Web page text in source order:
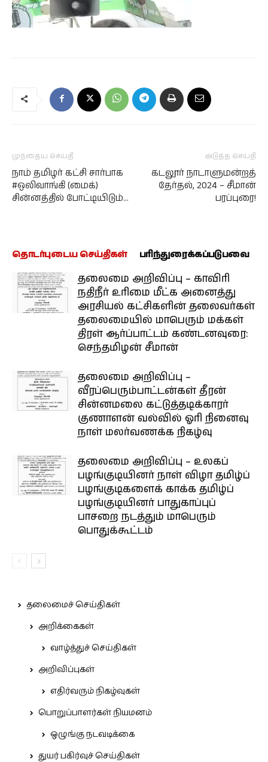
முந்தைய செய்தி
நாம் தமிழர் கட்சி சார்பாக
#ஒலிவாங்கி (மைக்)
சின்னத்தில் போட்டியிடும்…
அடுத்த செய்தி
கடலூர் நாடாளுமன்றத்
தேர்தல், 2024 – சீமான்
பரப்புரை!
தொடர்புடைய செய்திகள் பரிந்துரைக்கப்படுபவை
தலைமை அறிவிப்பு – காவிரி
நதிநீர் உரிமை மீட்க அனைத்து
அரசியல் கட்சிகளின் தலைவர்கள்
தலைமையில் மாபெரும் மக்கள்
திரள் ஆர்ப்பாட்டம் கண்டனவுரை:
செந்தமிழன் சீமான்
தலைமை அறிவிப்பு –
வீரப்பெரும்பாட்டன்கள் தீரன்
சின்னமலை கட்டுத்தடிக்காரர்
குணாளன் வல்வில் ஓரி நினைவு
நாள் மலர்வணக்க நிகழ்வு
தலைமை அறிவிப்பு – உலகப்
பழங்குடியினர் நாள் விழா தமிழ்ப்
பழங்குடிகளைக் காக்க தமிழ்ப்
பழங்குடியினர் பாதுகாப்புப்
பாசறை நடத்தும் மாபெரும்
பொதுக்கூட்டம்
தலைமைச் செய்திகள்
அறிக்கைகள்
வாழ்த்துச் செய்திகள்
அறிவிப்புகள்
எதிர்வரும் நிகழ்வுகள்
பொறுப்பாளர்கள் நியமனம்
ஒழுங்கு நடவடிக்கை
துயர் பகிர்வுச் செய்திகள்